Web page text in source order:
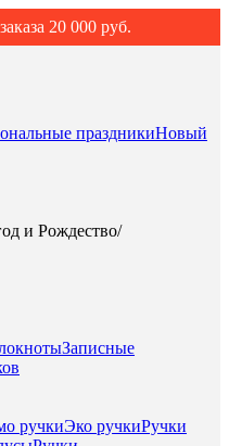
20 000 руб.
праздникиНовый
и Рождество/
Записные
ручкиЭко ручкиРучки